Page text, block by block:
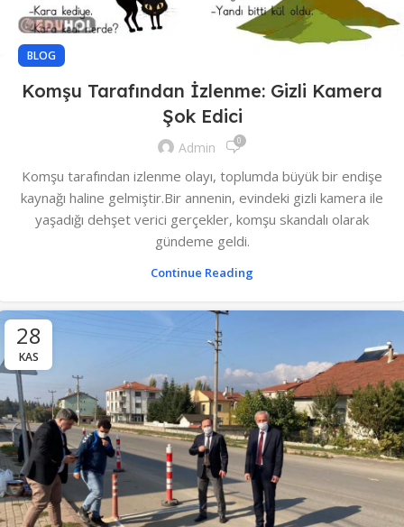
BLOG
Komşu Tarafından İzlenme: Gizli Kamera
Şok Edici
Admin 0
Komşu tarafından izlenme olayı, toplumda büyük bir endişe
kaynağı haline gelmiştir.Bir annenin, evindeki gizli kamera ile
yaşadığı dehşet verici gerçekler, komşu skandalı olarak
gündeme geldi.
Continue Reading
28
KAS